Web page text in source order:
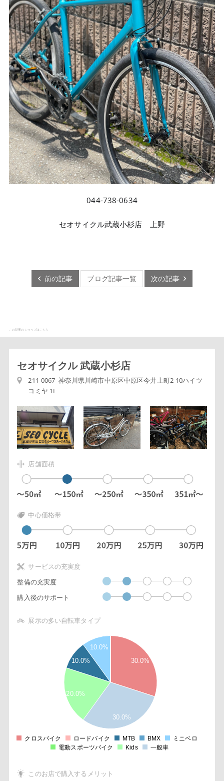
044-738-0634
セオサイクル武蔵小杉店 上野
前の記事 ブログ記事一覧 次の記事
この記事のショップはこちら
セオサイクル 武蔵小杉店
211-0067 神奈川県川崎市中原区中原区今井上町2-10ハイツ
コミヤ 1F
店舗面積
中心価格帯
サービスの充実度
整備の充実度
購入後のサポート
展示の多い自転車タイプ
30.0%
10.0%
10.0%
20.0%
30.0%
クロスバイク ロードバイク MTB BMX
ミニベロ
電動スポーツバイク
Kids 一般車
このお店で購入するメリット